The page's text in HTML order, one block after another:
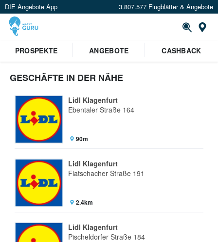
DIE Angebote App 3.807.577 Flugblätter & Angebote
PROSPEKTE
ANGEBOTE CASHBACK
GESCHÄFTE IN DER NÄHE
Lidl Klagenfurt
Ebentaler Straße 164
90m
Lidl Klagenfurt
Flatschacher Straße 191
2.4km
Lidl Klagenfurt
Pischeldorfer Straße 184